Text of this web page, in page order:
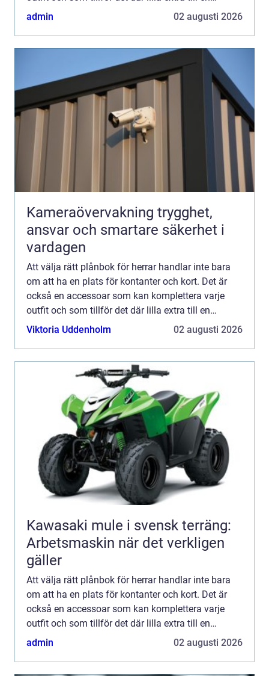
perso...
admin 02 augusti 2026
Kameraövervakning trygghet,
ansvar och smartare säkerhet i
vardagen
Att välja rätt plånbok för herrar handlar inte bara
om att ha en plats för kontanter och kort. Det är
också en accessoar som kan komplettera varje
outfit och som tillför det där lilla extra till en
perso...
Viktoria Uddenholm 02 augusti 2026
Kawasaki mule i svensk terräng:
Arbetsmaskin när det verkligen
gäller
Att välja rätt plånbok för herrar handlar inte bara
om att ha en plats för kontanter och kort. Det är
också en accessoar som kan komplettera varje
outfit och som tillför det där lilla extra till en
perso...
admin 02 augusti 2026